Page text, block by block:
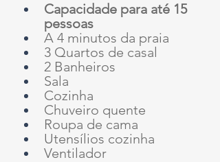
Capacidade para até 15
pessoas
A 4 minutos da praia
3 Quartos de casal
2 Banheiros
Sala
Cozinha
Chuveiro quente
Roupa de cama
Utensílios cozinha
Ventilador